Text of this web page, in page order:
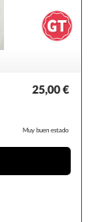
25,00 €
Muy buen estado